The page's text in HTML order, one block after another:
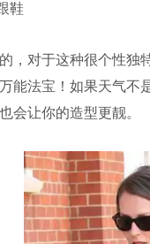
鞋
，对于这种很个性
能法宝！如果天气
会让你的造型更靓。